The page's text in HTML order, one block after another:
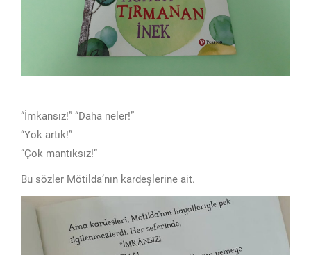
“İmkansız!” “Daha neler!”
“Yok artık!”
“Çok mantıksız!”
Bu sözler Mötilda’nın kardeşlerine ait.